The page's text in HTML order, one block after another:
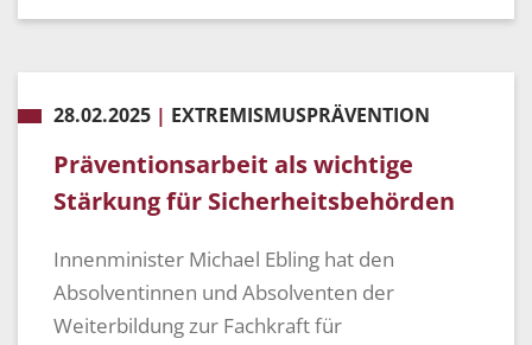
28.02.2025 | EXTREMISMUSPRÄVENTION
Präventionsarbeit als wichtige
Stärkung für Sicherheitsbehörden
Innenminister Michael Ebling hat den
Absolventinnen und Absolventen der
Weiterbildung zur Fachkraft für